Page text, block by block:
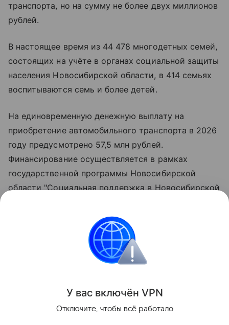
транспорта, но на сумму не более двух миллионов
рублей.
В настоящее время из 44 478 многодетных семей,
состоящих на учёте в органах социальной защиты
населения Новосибирской области, в 414 семьях
воспитываются семь и более детей.
На единовременную денежную выплату на
приобретение автомобильного транспорта в 2026
году предусмотрено 57,5 млн рублей.
Финансирование осуществляется в рамках
государственной программы Новосибирской
области "Социальная поддержка в Новосибирской
Правительства региона.
Всего, начиная с 2012 года, автомобили вручены
276 многодетным семьям.
Поделиться
У вас включён VPN
Отключите, чтобы всё работало